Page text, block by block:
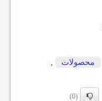
محصولات
(0)